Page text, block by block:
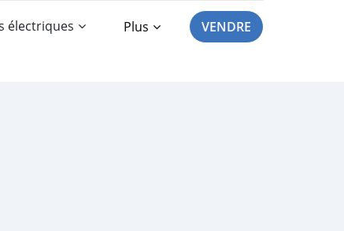
électriques Plus VENDRE